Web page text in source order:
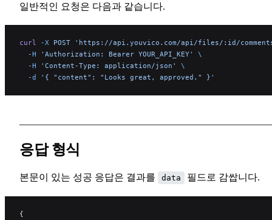
일반적인 요청은 다음과 같습니다.
curl -X POST 'https://api.youvico.com/api/files/:id/
  -H
'Authorization: Bearer YOUR_API_KEY'
\
  -H
'Content-Type: application/json'
\
  -d
'{ "content": "Looks great, approved." }'
응답 형식
본문이 있는 성공 응답은 결과를 data 필드로 감쌉니다.
{